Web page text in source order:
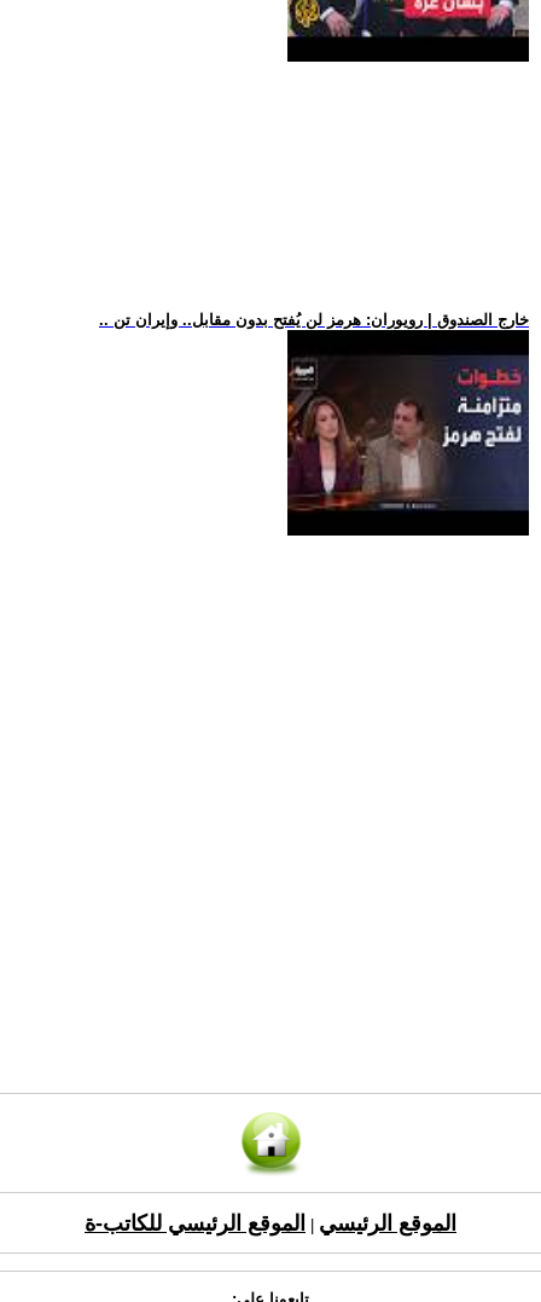
.. خارج الصندوق | رويوران: هرمز لن يُفتح بدون مقابل.. وإيران تن
الموقع الرئيسي الموقع الرئيسي للكاتب-ة